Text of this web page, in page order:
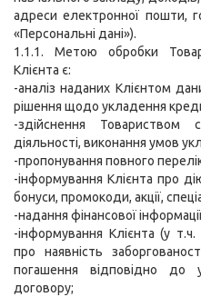
адреси електронної пошти,
«Персональні дані»).
1.1.1. Метою обробки
Клієнта є:
-аналіз наданих Клієнтом
рішення щодо укладення
-здійснення Товариством
діяльності, виконання умов
-пропонування повного
-інформування Клієнта про
бонуси, промокоди, акції,
-надання фінансової
-інформування Клієнта (у
про наявність
погашення відповідно до
договору;